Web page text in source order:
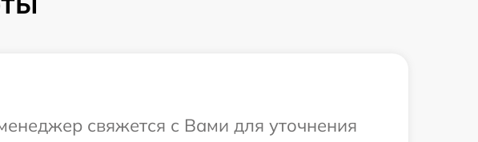
свяжется с Вами для уточнения